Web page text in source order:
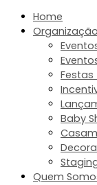
Home
Baby
Quem